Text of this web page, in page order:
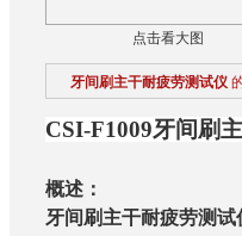
点击看大图
牙间刷主干耐疲劳测试仪
CSI-F1009牙间刷
概述：
牙间刷主干耐疲劳测试